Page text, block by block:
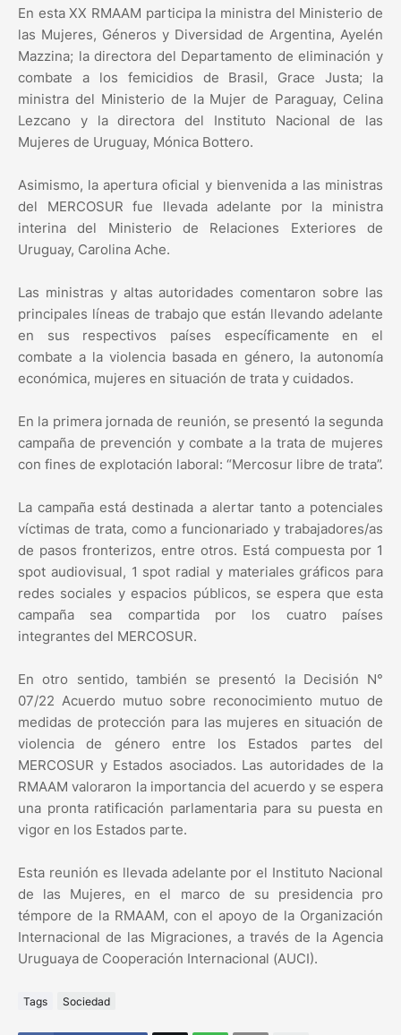
En esta XX RMAAM participa la ministra del Ministerio de
las Mujeres, Géneros y Diversidad de Argentina, Ayelén
Mazzina; la directora del Departamento de eliminación y
combate a los femicidios de Brasil, Grace Justa; la
ministra del Ministerio de la Mujer de Paraguay, Celina
Lezcano y la directora del Instituto Nacional de las
Mujeres de Uruguay, Mónica Bottero.
Asimismo, la apertura oficial y bienvenida a las ministras
del MERCOSUR fue llevada adelante por la ministra
interina del Ministerio de Relaciones Exteriores de
Uruguay, Carolina Ache.
Las ministras y altas autoridades comentaron sobre las
principales líneas de trabajo que están llevando adelante
en sus respectivos países específicamente en el
combate a la violencia basada en género, la autonomía
económica, mujeres en situación de trata y cuidados.
En la primera jornada de reunión, se presentó la segunda
campaña de prevención y combate a la trata de mujeres
con fines de explotación laboral: “Mercosur libre de trata”.
La campaña está destinada a alertar tanto a potenciales
víctimas de trata, como a funcionariado y trabajadores/as
de pasos fronterizos, entre otros. Está compuesta por 1
spot audiovisual, 1 spot radial y materiales gráficos para
redes sociales y espacios públicos, se espera que esta
campaña sea compartida por los cuatro países
integrantes del MERCOSUR.
En otro sentido, también se presentó la Decisión N°
07/22 Acuerdo mutuo sobre reconocimiento mutuo de
medidas de protección para las mujeres en situación de
violencia de género entre los Estados partes del
MERCOSUR y Estados asociados. Las autoridades de la
RMAAM valoraron la importancia del acuerdo y se espera
una pronta ratificación parlamentaria para su puesta en
vigor en los Estados parte.
Esta reunión es llevada adelante por el Instituto Nacional
de las Mujeres, en el marco de su presidencia pro
témpore de la RMAAM, con el apoyo de la Organización
Internacional de las Migraciones, a través de la Agencia
Uruguaya de Cooperación Internacional (AUCI).
Tags Sociedad